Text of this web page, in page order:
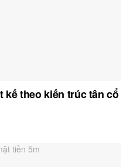
kế theo kiến trúc tân cổ